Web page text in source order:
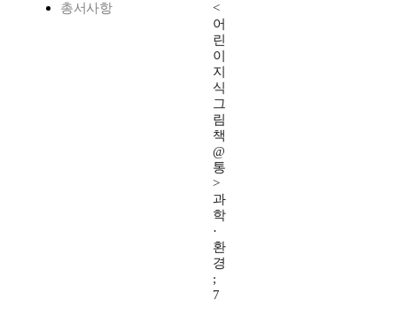
총서사항
<
어
린
이
지
식
그
림
책
@
통
>
과
학
·
환
경
;
7